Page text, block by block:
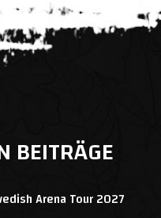
BEITRÄGE
Arena Tour 2027